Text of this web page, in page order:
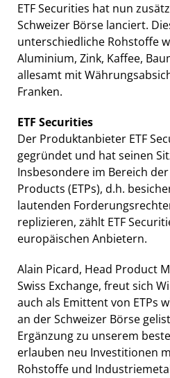
ETF Securities hat nun
Schweizer Börse lanciert.
unterschiedliche Rohstoffe
Aluminium, Zink, Kaffee,
allesamt mit
Franken.
ETF Securities
Der Produktanbieter ETF
gegründet und hat seinen
Insbesondere im Bereich
Products (ETPs), d.h.
lautenden
replizieren, zählt ETF
europäischen Anbietern.
Alain Picard, Head Product
Swiss Exchange, freut sich
auch als Emittent von ETPs
an der Schweizer Börse
Ergänzung zu unserem
erlauben neu Investitionen
Rohstoffe und